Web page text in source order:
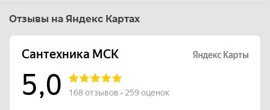
Отзывы на Яндекс Картах